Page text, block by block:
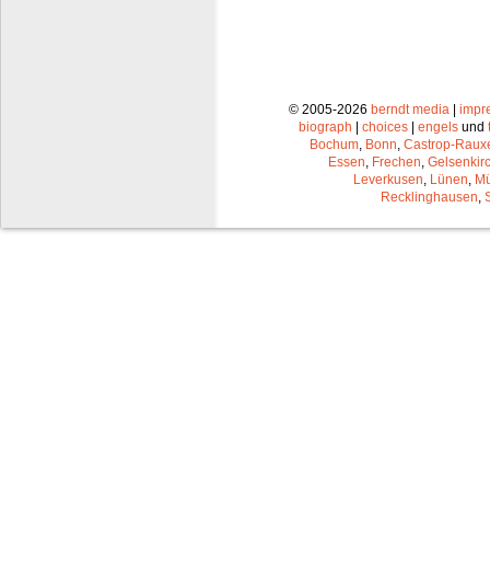
© 2005-2026 berndt media |
biograph | choices | engels und
Bochum Bonn Castrop-
Essen Frechen
Leverkusen Lünen
Recklinghausen